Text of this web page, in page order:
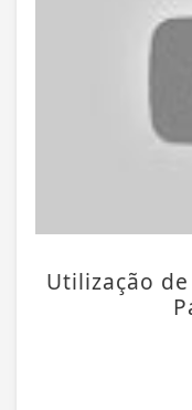
Utilização